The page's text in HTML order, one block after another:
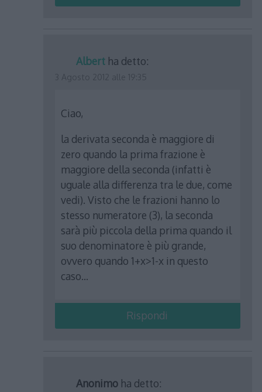
Albert ha detto:
Ciao,
la derivata seconda è maggiore di
zero quando la prima frazione è
maggiore della seconda (infatti è
uguale alla differenza tra le due, come
vedi). Visto che le frazioni hanno lo
stesso numeratore (3), la seconda
sarà più piccola della prima quando il
suo denominatore è più grande,
ovvero quando 1+x>1-x in questo
caso…
Rispondi
Anonimo ha detto: